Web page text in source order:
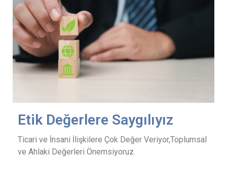
Etik Değerlere Saygılıyız
Ticari ve İnsani İlişkilere Çok Değer Veriyor,Toplumsal
ve Ahlaki Değerleri Önemsiyoruz.